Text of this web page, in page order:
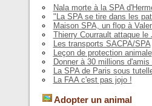
Nala morte à la SPA
"La SPA se tire dans les
Maison SPA, un flop à
Thierry Courrault attaque le
Les transports SACPA/SPA
Leçon de protection animale
Donner à 30 millions d'amis
La SPA de Paris sous
La FAA c'est pas jojo !
Adopter un animal